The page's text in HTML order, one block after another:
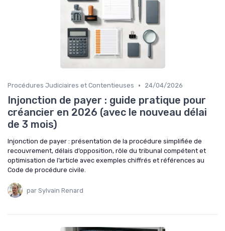
Procédures Judiciaires et Contentieuses • 24/04/2026
Injonction de payer : guide pratique pour
créancier en 2026 (avec le nouveau délai
de 3 mois)
Injonction de payer : présentation de la procédure simplifiée de
recouvrement, délais d’opposition, rôle du tribunal compétent et
optimisation de l’article avec exemples chiffrés et références au
Code de procédure civile.
par Sylvain Renard